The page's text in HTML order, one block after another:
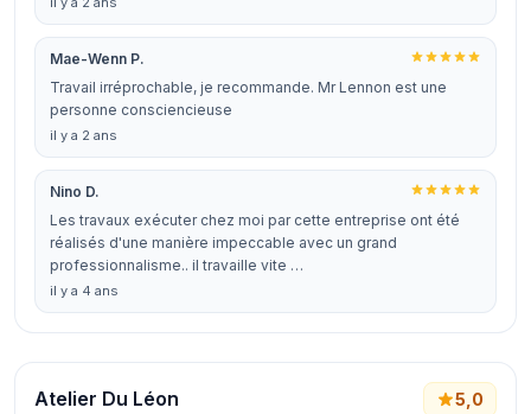
Mae-Wenn P.
Travail irréprochable, je recommande. Mr Lennon est une
personne consciencieuse
il y a 2 ans
Nino D.
Les travaux exécuter chez moi par cette entreprise ont été
réalisés d'une manière impeccable avec un grand
professionnalisme.. il travaille vite …
il y a 4 ans
Atelier Du Léon 5,0